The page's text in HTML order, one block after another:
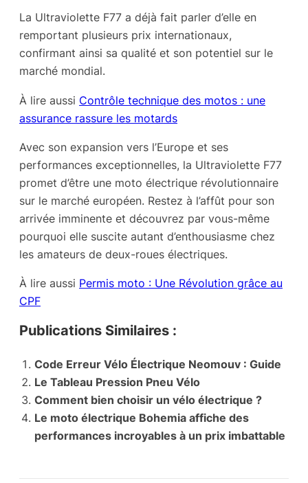
La Ultraviolette F77 a déjà fait parler d’elle en
remportant plusieurs prix internationaux,
confirmant ainsi sa qualité et son potentiel sur le
marché mondial.
À lire aussi Contrôle technique des motos : une
assurance rassure les motards
Avec son expansion vers l’Europe et ses
performances exceptionnelles, la Ultraviolette F77
promet d’être une moto électrique révolutionnaire
sur le marché européen. Restez à l’affût pour son
arrivée imminente et découvrez par vous-même
pourquoi elle suscite autant d’enthousiasme chez
les amateurs de deux-roues électriques.
À lire aussi Permis moto : Une Révolution grâce au
CPF
Publications Similaires :
Code Erreur Vélo Électrique Neomouv : Guide
Le Tableau Pression Pneu Vélo
Comment bien choisir un vélo électrique ?
Le moto électrique Bohemia affiche des
performances incroyables à un prix imbattable